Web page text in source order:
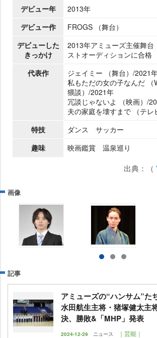
デビュー年
2013年
デビュー作
FROGS （舞台）
デビューした
きっかけ
2013年アミューズ主催舞台
ストオーディションに合格
代表作
ジェイミー （舞台）/2021
私もただの女の子なんだ （
猥談）/2021年
冗談じゃないよ （映画）/
夫の家庭を壊すまで （テ
特技
ダンス サッカー
趣味
映画鑑賞 温泉巡り
出典：（
画像
記事
アミューズの“ハンサム”た
水田航生主将・猪塚健太主
決、勝敗&「MHP」発表
2024-12-29 ニュース ｜芸能｜